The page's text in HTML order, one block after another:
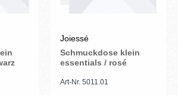
Joiessé
Schmuckdose klein
essentials / rosé
Art-Nr. 5011.01